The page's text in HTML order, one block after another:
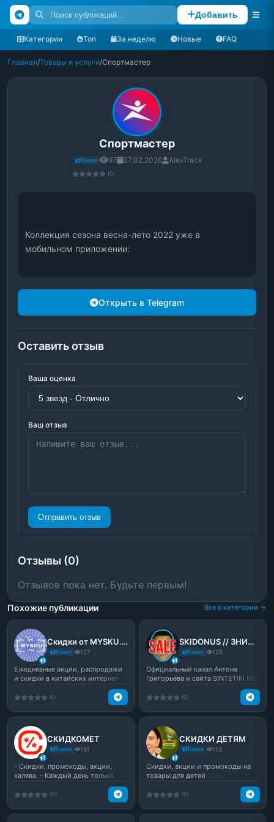
Добавить
Категории Топ За неделю Новые FAQ
Главная/Товары и услуги/Спортмастер
Спортмастер
Канал 97 27.02.2026 AlexTrack
(0)
Коллекция сезона весна-лето 2022 уже в
мобильном приложении:
Открыть в Telegram
Оставить отзыв
Ваша оценка
Ваш отзыв
Отправить отзыв
Отзывы (0)
Отзывов пока нет. Будьте первым!
Похожие публикации Все в категории →
Скидки от MYSKU.club
Канал 127
Ежедневные акции, распродажи
и скидки в китайских интернет-
(0)
SKIDONUS // ЗНИЖКИ від Алішки // sintetiki.net
Канал 128
Официальный канал Антона
Григорьева и сайта SINTETIKI.NET
(0)
СКИДКОМЕТ
Канал 131
- Скидки, промокоды, акции,
халява. - Каждый день только
(0)
СКИДКИ ДЕТЯМ
Канал 112
Скидки, акции и промокоды на
товары для детей
(0)